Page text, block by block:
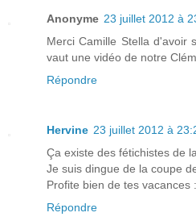
Anonyme 23 juillet 2012 à
Merci Camille Stella d'avoir
vaut une vidéo de notre
Répondre
Hervine 23 juillet 2012 à
Ça existe des fétichistes de
Je suis dingue de la coupe
Profite bien de tes vacances
Répondre